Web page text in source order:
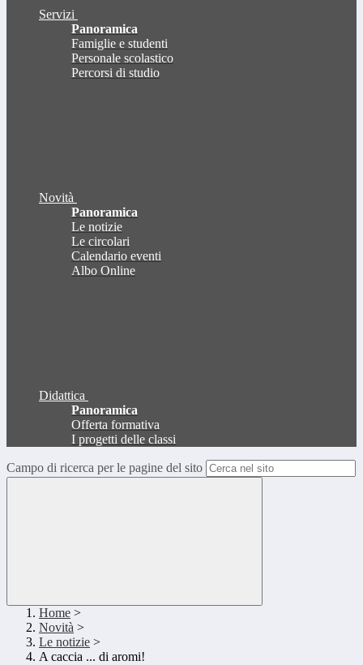
Servizi
Panoramica
Famiglie e studenti
Personale scolastico
Percorsi di studio
Novità
Panoramica
Le notizie
Le circolari
Calendario eventi
Albo Online
Didattica
Panoramica
Offerta formativa
I progetti delle classi
Campo di ricerca per le pagine del sito
Home >
Novità >
Le notizie >
A caccia ... di aromi!